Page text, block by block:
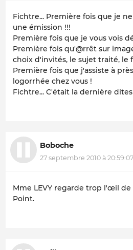
Fichtre... Première fois que je
une émission !!!
Première fois que je vous vois
Première fois qu'@rrêt sur
choix d'invités, le sujet traité, le
Première fois que j'assiste à
logorrhée chez vous !
Fichtre... C'était la dernière dites
Boboche
27 septembre 2010 à 20:59:07
Mme LEVY regarde trop l'œil de
Point.